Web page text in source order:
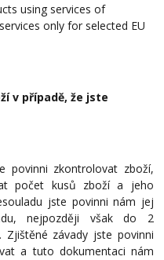
using services of
only for selected EU
v případě, že jste
povinni zkontrolovat zboží,
počet kusů zboží a jeho
jste povinni nám jej
nejpozději však do 2
závady jste povinni
a tuto dokumentaci nám